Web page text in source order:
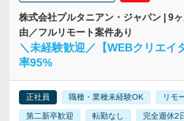
株式会社プルタニアン・ジャパン | 9
由／フルリモート案件あり
＼未経験歓迎／【WEBクリエイ
率95%
正社員 職種・業種未経験OK リモ
第二新卒歓迎 転勤なし 完全週休2